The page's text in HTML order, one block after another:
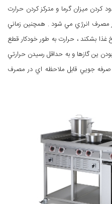
كردن ميزان گرما و متركز كردن حرارت
مصرف انرژي مي شود . همچنين زماني
بشكند ، حرارت به طور خودكار قطع
ين گازها و به حداقل رسيدن حرارتي
جويي قابل ملاحظه اي در مصرف